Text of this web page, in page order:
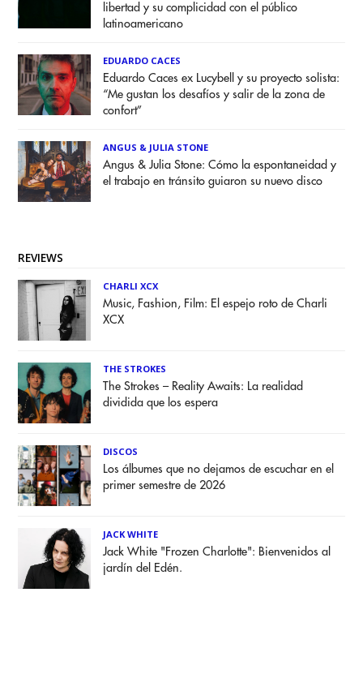
libertad y su complicidad con el público
latinoamericano
EDUARDO CACES
Eduardo Caces ex Lucybell y su proyecto solista:
“Me gustan los desafíos y salir de la zona de
confort”
ANGUS & JULIA STONE
Angus & Julia Stone: Cómo la espontaneidad y
el trabajo en tránsito guiaron su nuevo disco
REVIEWS
CHARLI XCX
Music, Fashion, Film: El espejo roto de Charli
XCX
THE STROKES
The Strokes – Reality Awaits: La realidad
dividida que los espera
DISCOS
Los álbumes que no dejamos de escuchar en el
primer semestre de 2026
JACK WHITE
Jack White "Frozen Charlotte": Bienvenidos al
jardín del Edén.